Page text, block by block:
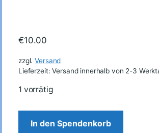
€10.00
zzgl.Versand
Lieferzeit: Versand innerhalb von 2-3
1 vorrätig
In den Spendenkorb